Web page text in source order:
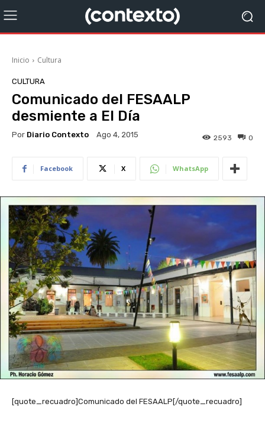
Inicio Cultura
CULTURA
Comunicado del FESAALP
desmiente a El Día
Por Diario Contexto Ago 4, 2015 0
2593
Facebook X WhatsApp
[quote_recuadro]Comunicado del FESAALP[/quote_recuadro]